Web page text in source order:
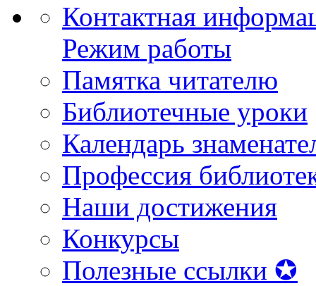
Контактная
Режим работы
Памятка читателю
Библиотечные уроки
Календарь
Профессия
Наши достижения
Конкурсы
Полезные ссылки ✪